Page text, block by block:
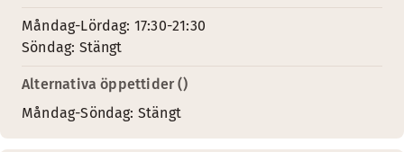
Måndag-Lördag: 17:30-21:30
Söndag: Stängt
Alternativa öppettider ()
Måndag-Söndag: Stängt